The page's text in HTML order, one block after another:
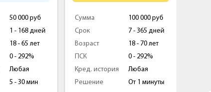
50 000 руб
1 - 168 дней
18 - 65 лет
0 - 292%
Любая
5 - 30 мин
Сумма
100 000 руб
Срок
7 - 365 дней
Возраст
18 - 70 лет
ПСК
0 - 292%
Кред. история
Любая
Решение
От 1 минуты